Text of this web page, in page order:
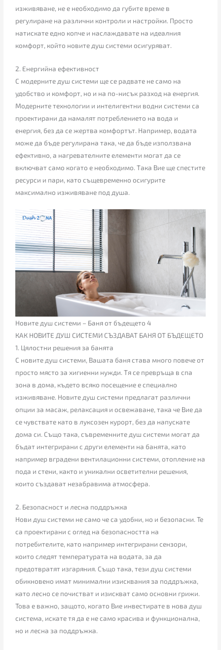
изживяване, не е необходимо да губите време в
регулиране на различни контроли и настройки. Просто
натискате едно копче и наслаждавате на идеалния
комфорт, който новите душ системи осигуряват.
2. Енергийна ефективност
С модерните душ системи ще се радвате не само на
удобство и комфорт, но и на по-нисък разход на енергия.
Модерните технологии и интелигентни водни системи са
проектирани да намалят потреблението на вода и
енергия, без да се жертва комфортът. Например, водата
може да бъде регулирана така, че да бъде използвана
ефективно, а нагревателните елементи могат да се
включват само когато е необходимо. Така Вие ще спестите
ресурси и пари, като същевременно осигурите
максимално изживяване под душа.
Новите душ системи – Баня от бъдещето 4
КАК НОВИТЕ ДУШ СИСТЕМИ СЪЗДАВАТ БАНЯ ОТ БЪДЕЩЕТО
1. Цялостни решения за банята
С новите душ системи, Вашата баня става много повече от
просто място за хигиенни нужди. Тя се превръща в спа
зона в дома, където всяко посещение е специално
изживяване. Новите душ системи предлагат различни
опции за масаж, релаксация и освежаване, така че Вие да
се чувствате като в луксозен курорт, без да напускате
дома си. Също така, съвременните душ системи могат да
бъдат интегрирани с други елементи на банята, като
например вградени вентилационни системи, отопление на
пода и стени, както и уникални осветителни решения,
които създават незабравима атмосфера.
2. Безопасност и лесна поддръжка
Нови душ системи не само че са удобни, но и безопасни. Те
са проектирани с оглед на безопасността на
потребителите, като например интегрирани сензори,
които следят температурата на водата, за да
предотвратят изгаряния. Също така, тези душ системи
обикновено имат минимални изисквания за поддръжка,
като лесно се почистват и изискват само основни грижи.
Това е важно, защото, когато Вие инвестирате в нова душ
система, искате тя да е не само красива и функционална,
но и лесна за поддръжка.